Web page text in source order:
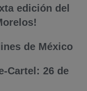
edición del
de México
Cartel: 26 de